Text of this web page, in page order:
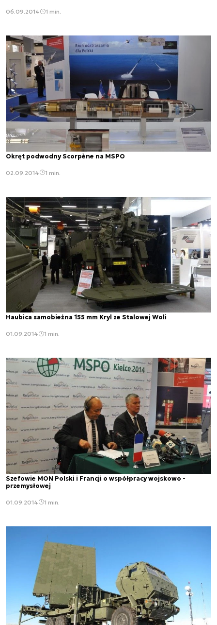
06.09.2014 1 min.
Okręt podwodny Scorpène na MSPO
02.09.2014 1 min.
Haubica samobieżna 155 mm Kryl ze Stalowej Woli
01.09.2014 1 min.
Szefowie MON Polski i Francji o współpracy wojskowo -
przemysłowej
01.09.2014 1 min.